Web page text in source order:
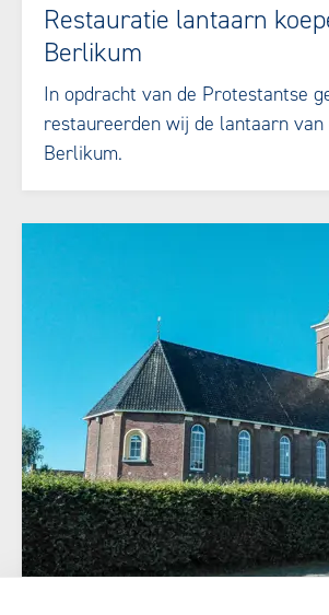
Restauratie lantaarn
Berlikum
In opdracht van de Protestantse
restaureerden wij de lantaarn
Berlikum.